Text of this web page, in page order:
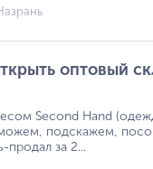
оптовый
Second Hand
подскажем,
продал за 2...